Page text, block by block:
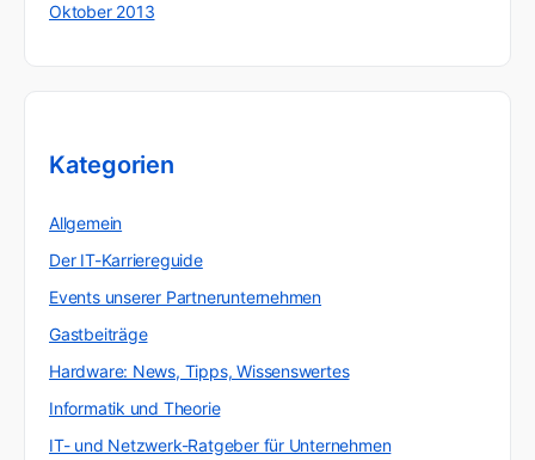
Oktober 2013
Kategorien
Allgemein
Der IT-Karriereguide
Events unserer Partnerunternehmen
Gastbeiträge
Hardware: News, Tipps, Wissenswertes
Informatik und Theorie
IT- und Netzwerk-Ratgeber für Unternehmen